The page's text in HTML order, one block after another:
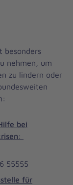
besonders
nehmen, um
zu lindern oder
bei
55555
für